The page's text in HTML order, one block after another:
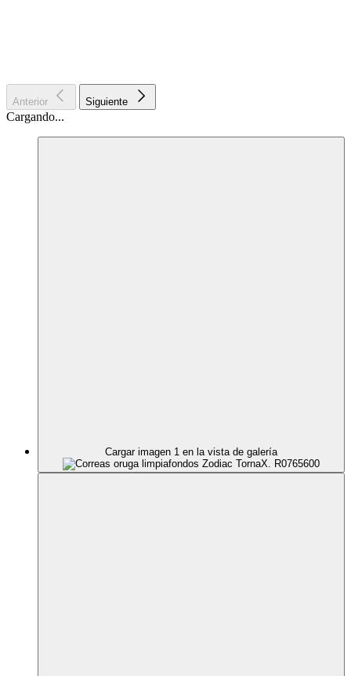
Anterior Siguiente
Cargando...
Cargar imagen 1 en la vista de galería